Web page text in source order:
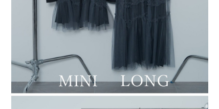
易，需依本服務之必要範圍內提供個人資料，並將交易相關給付款項請求債
權轉讓予恩沛科技股份有限公司。
２．關於個人資料處理事宜，請瀏覽以下網址：
https://aftee.tw/terms/#terms3
３．未成年的使用者請事先徵得法定代理人或監護人之同意方可使用
「AFTEE先享後付」，若未經同意申辦者引起之損失，本公司不負相關責
４．使用「AFTEE先享後付」時，將依據個別帳號之用戶狀況，依本公司即
時審查核予不同之上限額度；若仍有額度不足之情形，本公司將視審查結果
請求用戶進行身份認證。
５．嚴禁一人註冊多個帳號或使用他人資訊註冊。若發現惡意使用之情形，
恩沛科技股份有限公司將有權停止該用戶之使用額度並採取法律行動。